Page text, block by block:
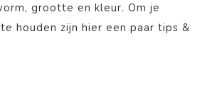
grootte en kleur. Om je
houden zijn hier een paar tips &